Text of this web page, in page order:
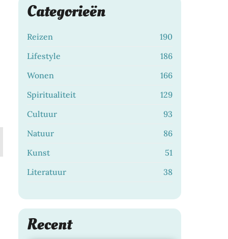
Categorieën
Reizen
190
Lifestyle
186
Wonen
166
Spiritualiteit
129
Cultuur
93
Natuur
86
Kunst
51
Literatuur
38
Recent